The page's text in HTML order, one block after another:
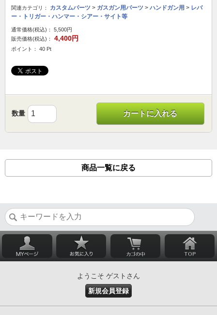
関連カテゴリ： カスタムパーツ > ガスガン用パーツ > ハンドガン用 > レバ
ー・トリガー・ハンマー・シアー・サイト等
通常価格(税込)：
5,500円
販売価格(税込)：
4,400円
ポイント： 40 Pt
数量 カートに入れる
商品一覧に戻る
ようこそ ゲストさん
新規会員登録